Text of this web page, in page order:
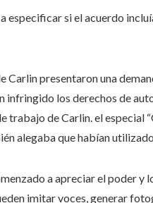
especificar si el acuerdo
Carlin presentaron una
infringido los derechos de
trabajo de Carlin. el especial
alegaba que habían
a apreciar el poder
imitar voces, generar